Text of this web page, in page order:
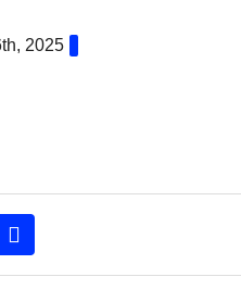
2025